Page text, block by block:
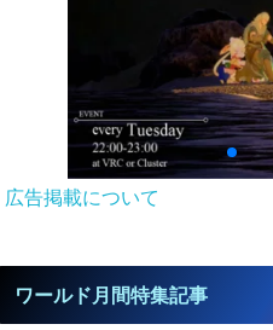
広告掲載について
ワールド月間特集記事